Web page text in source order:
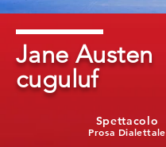
Jane Austen
cuguluf
Prosa Dialettale
Spettacolo